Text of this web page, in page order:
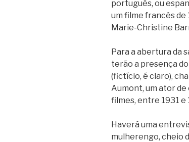
português, ou
um filme francês de
Marie-Christine
Para a abertura da
terão a presença
(fictício, é claro),
Aumont, um ator
filmes, entre 1931 e
Haverá uma
mulherengo, cheio